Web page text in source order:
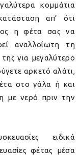
κομμάτια
απ’ ότι
η φέτα σας να
αναλλοίωτη τη
για μεγαλύτερο
αρκετό αλάτι,
στο γάλα ή και
με νερό πριν την
ειδικά
φέτας μέσα